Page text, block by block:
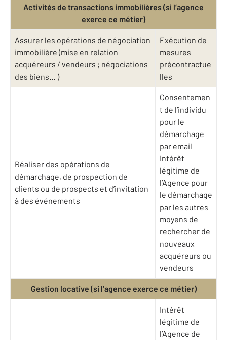
Activités de transactions immobilières (si l’agence
exerce ce métier)
Assurer les opérations de négociation
immobilière (mise en relation
acquéreurs / vendeurs ; négociations
des biens… )
Exécution de
mesures
précontractue
lles
Réaliser des opérations de
démarchage, de prospection de
clients ou de prospects et d’invitation
à des événements
Consentemen
t de l’individu
pour le
démarchage
par email
Intérêt
légitime de
l’Agence pour
le démarchage
par les autres
moyens de
rechercher de
nouveaux
acquéreurs ou
vendeurs
Gestion locative (si l’agence exerce ce métier)
Intérêt
légitime de
l’Agence de